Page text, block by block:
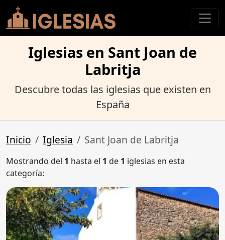
Iglesias en Sant Joan de
Labritja
Descubre todas las iglesias que existen en
España
Inicio Iglesia Sant Joan de Labritja
Mostrando del 1 hasta el 1 de 1 iglesias en esta
categoría: